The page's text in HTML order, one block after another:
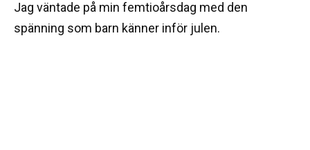
Jag väntade på min femtioårsdag med den
spänning som barn känner inför julen.